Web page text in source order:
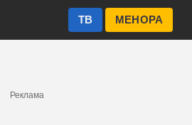
МЕНОРА
ТВ
Реклама